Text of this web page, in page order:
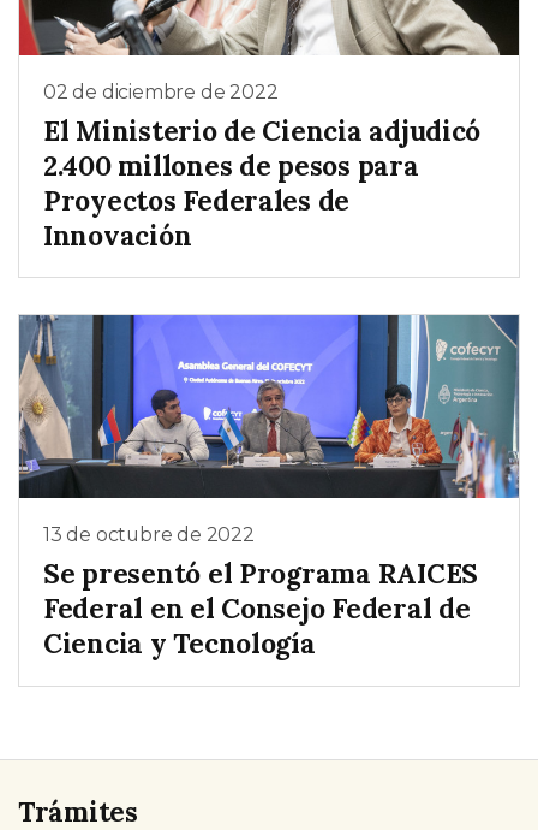
02 de diciembre de 2022
El Ministerio de Ciencia adjudicó
2.400 millones de pesos para
Proyectos Federales de
Innovación
13 de octubre de 2022
Se presentó el Programa RAICES
Federal en el Consejo Federal de
Ciencia y Tecnología
Trámites